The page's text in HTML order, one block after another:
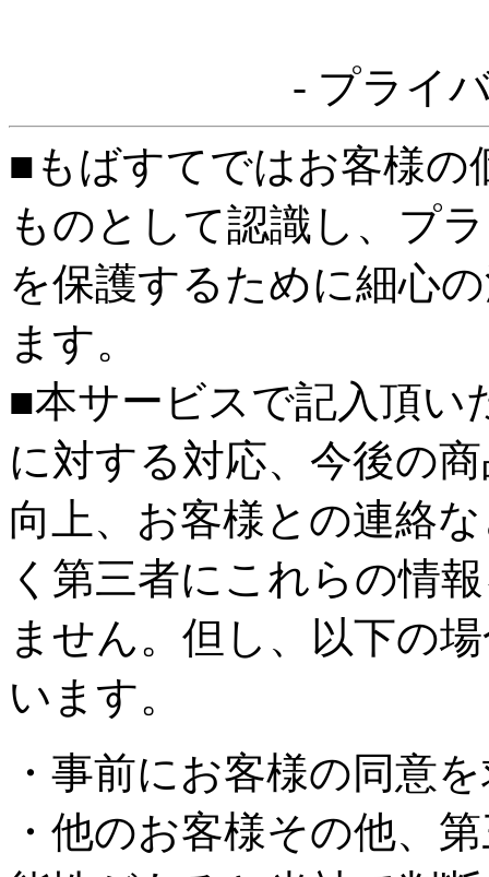
- プライ
■もばすてではお客様の
ものとして認識し、プ
を保護するために細心
ます。
■本サービスで記入頂い
に対する対応、今後の
向上、お客様との連絡
く第三者にこれらの情
ません。但し、以下の
います。
・事前にお客様の同意
・他のお客様その他、